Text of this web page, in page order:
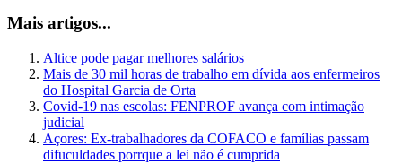
Mais artigos...
Altice pode pagar melhores salários
Mais de 30 mil horas de trabalho em dívida aos enfermeiros
do Hospital Garcia de Orta
Covid-19 nas escolas: FENPROF avança com intimação
judicial
Açores: Ex-trabalhadores da COFACO e famílias passam
difuculdades porrque a lei não é cumprida